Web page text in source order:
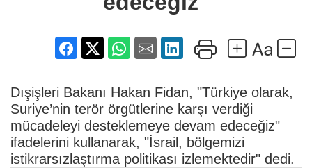
Dışişleri Bakanı Hakan Fidan, "Türkiye olarak,
Suriye’nin terör örgütlerine karşı verdiği
mücadeleyi desteklemeye devam edeceğiz"
ifadelerini kullanarak, "İsrail, bölgemizi
istikrarsızlaştırma politikası izlemektedir" dedi.